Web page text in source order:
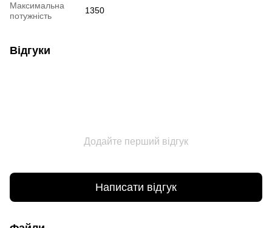
Максимальна
потужність
1350
Відгуки
Додайте перший відгук
Написати відгук